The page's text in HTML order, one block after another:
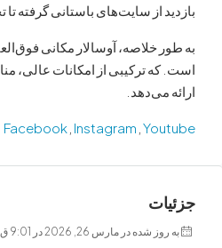
از سایت‌های باستانی گرفته تا تجربه
آوسالار مکانی فوق‌العاده برای
ترکیبی از امکانات عالی، مناظر زیبا و
Facebook, Instagram
در مارس 26, 2026 در 9:01 ق.ظ